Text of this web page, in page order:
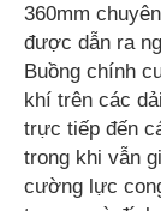
360mm
được dẫn ra
Buồng chính
khí trên các
trực tiếp đến
trong khi vẫn
cường lực